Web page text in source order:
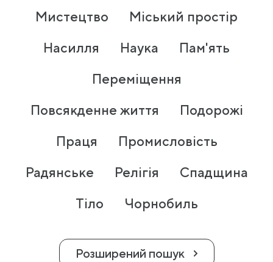
Мистецтво
Міський простір
Насилля
Наука
Пам'ять
Переміщення
Повсякденне життя
Подорожі
Праця
Промисловість
Радянське
Релігія
Спадщина
Тіло
Чорнобиль
Розширений пошук